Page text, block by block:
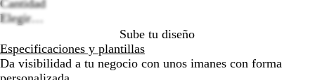
imagen
la
imagen
Cantidad
Elegir…
Sube tu diseño
Especificaciones y plantillas
Da visibilidad a tu negocio con unos imanes con forma